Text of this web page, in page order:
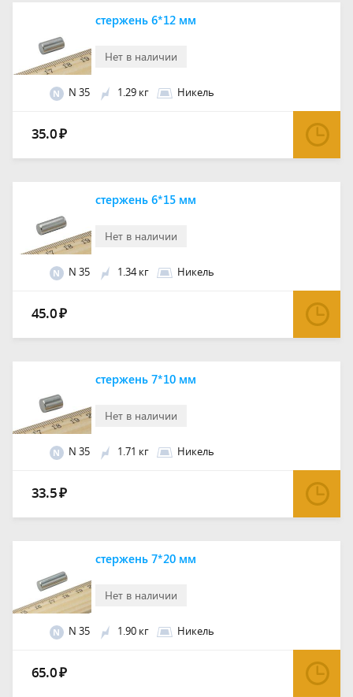
Нет в наличии
стержень 6*12 мм
N N 35 1.29 кг Никель
35.0₽
Нет в наличии
стержень 6*15 мм
N N 35 1.34 кг Никель
45.0₽
Нет в наличии
стержень 7*10 мм
N N 35 1.71 кг Никель
33.5₽
Нет в наличии
стержень 7*20 мм
N N 35 1.90 кг Никель
65.0₽